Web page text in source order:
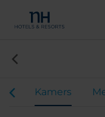
Kamers